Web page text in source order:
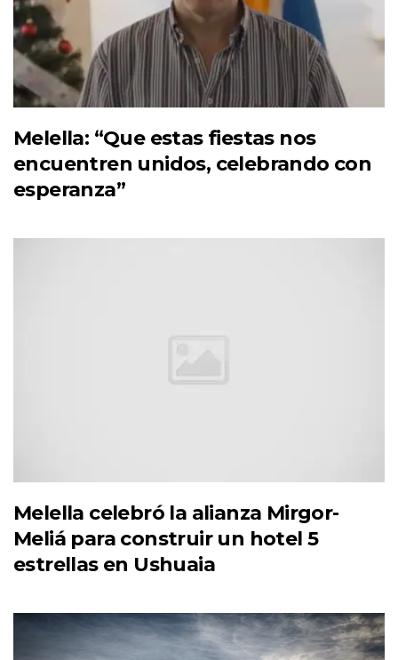
Melella: “Que estas fiestas nos
encuentren unidos, celebrando con
esperanza”
Melella celebró la alianza Mirgor-
Meliá para construir un hotel 5
estrellas en Ushuaia